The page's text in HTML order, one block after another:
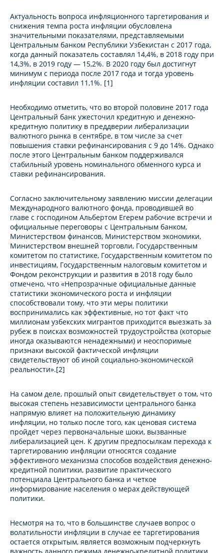
Актуальность вопроса инфляционного таргетирования и
снижения темпа роста инфляции обусловлена
значительными показателями, представляемыми
Центральным банком Республики Узбекистан с 2017 года,
когда данный показатель составлял 14,4%, в 2018 году при
14,3%, в 2019 году — 15,2%. В 2020 году был достигнут
минимум с периода после 2017 года и тогда уровень
инфляции составил 11,1%. [1]
Необходимо отметить, что во второй половине 2017 года
Центральный банк ужесточил кредитную и денежно-
кредитную политику в преддверии либерализации
валютного рынка в сентябре, в том числе за счет
повышения ставки рефинансирования с 9 до 14%. Однако
после этого Центральным банком поддерживался
стабильный уровень номинального обменного курса и
ставки рефинансирования.
Согласно заключительному заявлению миссии делегации
Международного валютного фонда, проводившей во
главе с господином Альбертом Егерем рабочие встречи и
официальные переговоры с Центральным банком,
Министерством финансов, Министерством экономики,
Министерством внешней торговли, Государственным
комитетом по статистике, Государственным комитетом по
инвестициям, Государственным налоговым комитетом и
Фондом реконструкции и развития в 2018 году было
отмечено, что «Непрозрачные официальные данные
статистики экономического роста и инфляции
способствовали тому, что эти меры политики
воспринимались как эффективные, но тот факт что
миллионам узбекских мигрантов приходится выезжать за
рубеж в поисках возможностей трудоустройства (которые
иногда оказываются ненадежными) и неоспоримые
признаки высокой фактической инфляции
свидетельствуют об иной социально-экономической
реальности».[2]
На самом деле, прошлый опыт свидетельствует о том, что
высокая степень независимости центрального банка
напрямую влияет на положительную динамику
инфляции, но только после того, как ценовая система
пройдет через первоначальные шоки, вызванные
либерализацией цен. К другим предпосылкам перехода к
таргетированию инфляции относятся создание
эффективного механизма способов воздействия денежно-
кредитной политики, развитие практического
потенциала Центрального банка и четкое
информирование населения о мерах действующей
политики.
Несмотря на то, что в большинстве случаев вопрос о
волатильности инфляции в случае ее таргетирования
остается открытым, является возможным подчеркнуть